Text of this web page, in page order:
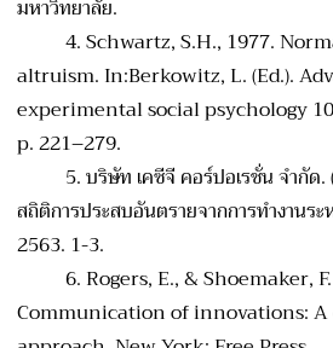
มหาวิทยาลัย.
4.Schwartz, S.H., 1977.
altruism. In:Berkowitz, L. (Ed.).
experimental social psychology
p. 221–279.
5.บริษัท เคซีจี คอร์ปอเรชั่น จำกัด.
สถิติการประสบอันตรายจากการทำงานร
2563. 1-3.
6. Rogers, E., & Shoemaker,
Communication of innovations: